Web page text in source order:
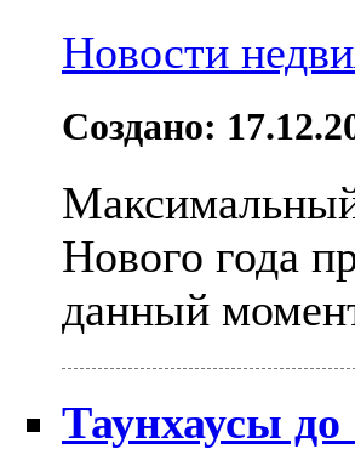
Новости
Создано:
Нового года
данный
Таунхаусы